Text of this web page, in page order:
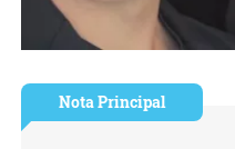
Nota Principal